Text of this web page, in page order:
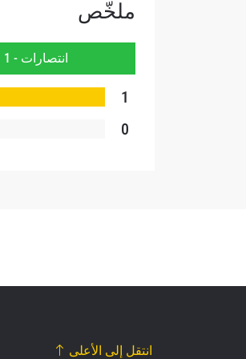
ملخّص
انتصارات - 1
1
0
انتقل إلى الأعلى